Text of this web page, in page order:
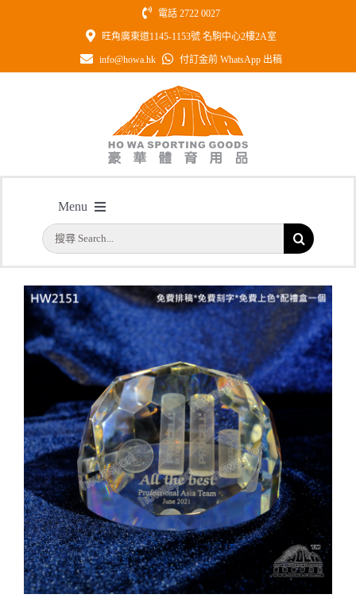
電話 2722 0027
旺角廣東道1145-1153號 名駒中心2樓2A室
info@howa.hk 付訂金前 WhatsApp 出稿
Menu
首頁
公司簡介
一天快取
實用系列
水晶獎座
金箔畫
意大利獎盃
旗座/旗桿
搜
索
果：
主頁 型號: HW2151 3D鐳射內雕全透明紀念水晶座